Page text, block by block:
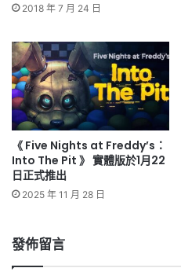
2018 年 7 月 24 日
《 Five Nights at Freddy’s：
Into The Pit 》 實體版於1月22
日正式推出
2025 年 11 月 28 日
發佈留言